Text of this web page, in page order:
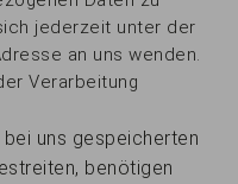
jederzeit unter der
an uns wenden.
Verarbeitung
uns gespeicherten
benötigen